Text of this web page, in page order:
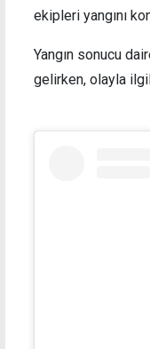
ekipleri yangını
Yangın sonucu
gelirken, olayla